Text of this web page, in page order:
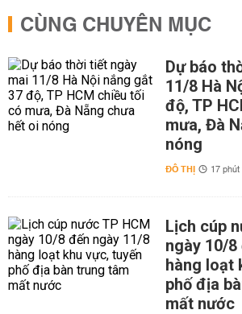
CÙNG CHUYÊN MỤC
Dự báo
11/8 Hà
độ, TP
mưa, Đà
nóng
ĐÔ THỊ 17
Lịch cúp
ngày 10/
hàng loạt
phố địa
mất nước